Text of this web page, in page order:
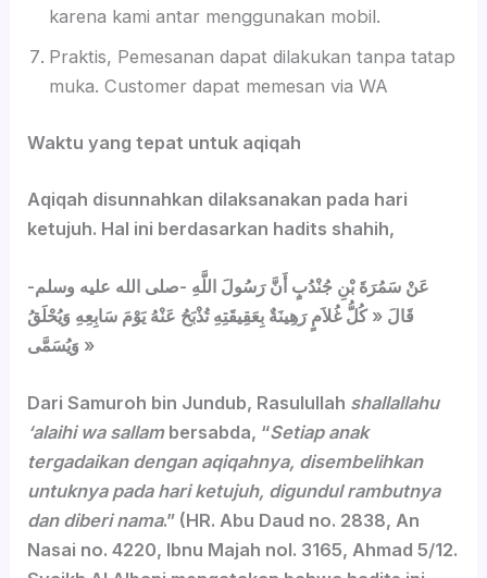
karena kami antar menggunakan mobil.
Praktis, Pemesanan dapat dilakukan tanpa tatap
muka. Customer dapat memesan via WA
Waktu yang tepat untuk aqiqah
Aqiqah disunnahkan dilaksanakan pada hari
ketujuh. Hal ini berdasarkan hadits shahih,
عَنْ سَمُرَةَ بْنِ جُنْدُبٍ أَنَّ رَسُولَ اللَّهِ -صلى الله عليه وسلم-
قَالَ « كُلُّ غُلاَمٍ رَهِينَةٌ بِعَقِيقَتِهِ تُذْبَحُ عَنْهُ يَوْمَ سَابِعِهِ وَيُحْلَقُ
وَيُسَمَّى »
Dari Samuroh bin Jundub, Rasulullah shallallahu
‘alaihi wa sallambersabda, “Setiap anak
tergadaikan dengan aqiqahnya, disembelihkan
untuknya pada hari ketujuh, digundul rambutnya
dan diberi nama.” (HR. Abu Daud no. 2838, An
Nasai no. 4220, Ibnu Majah nol. 3165, Ahmad 5/12.